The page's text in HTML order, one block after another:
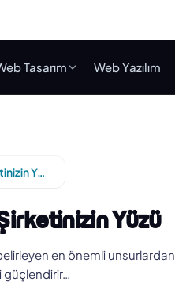
Tasarım Web Yazılım
Adana Kurumsal Kimlik Tasarımı: Şirketinizin Yüzü
Yüzü
en önemli unsurlardan
güçlendirir…